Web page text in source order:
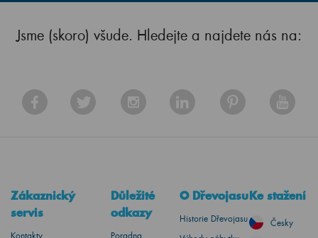
Jsme (skoro) všude. Hledejte a najdete nás na:
Zákaznický
servis
Kontakty
Důležité
odkazy
Poradna
O Dřevojasu
Historie Dřevojasu
Ke stažení
Česky